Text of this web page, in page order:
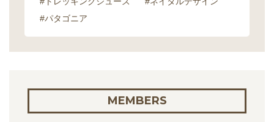
#パタゴニア
MEMBERS